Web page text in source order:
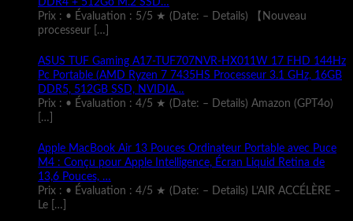
Prix : • Évaluation : 5/5 ★ (Date: – Details) 【Nouveau
processeur
[…]
ASUS TUF Gaming A17-TUF707NVR-HX011W 17 FHD 144Hz
Pc Portable (AMD Ryzen 7 7435HS Processeur 3.1 GHz, 16GB
DDR5, 512GB SSD, NVIDIA…
Prix : • Évaluation : 4/5 ★ (Date: – Details) Amazon (GPT4o)
[…]
Apple MacBook Air 13 Pouces Ordinateur Portable avec Puce
M4 : Conçu pour Apple Intelligence, Écran Liquid Retina de
13,6 Pouces, …
Prix : • Évaluation : 4/5 ★ (Date: – Details) L’AIR ACCÉLÈRE –
Le
[…]